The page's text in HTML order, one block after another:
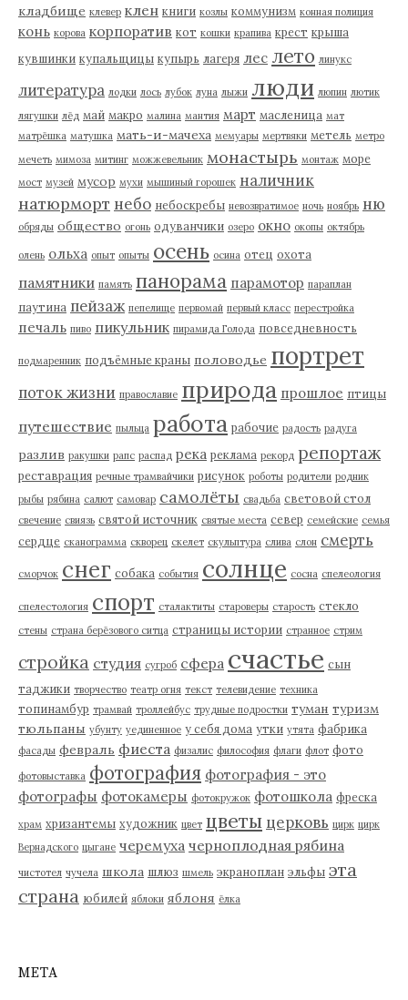
кладбище клевер клен книги козлы коммунизм конная полиция
конь корова корпоратив кот кошки крапива крест крыша
кувшинки купальщицы купырь лагеря лес лето линукс
литература лодки лось лубок луна лыжи люди люпин лютик
лягушки лёд май макро малина мантия март масленица мат
матрёшка матушка мать-и-мачеха мемуары мертвяки метель метро
мечеть мимоза митинг можжевельник монастырь монтаж море
мост музей мусор мухи мышиный горошек наличник
натюрморт небо небоскребы невозвратимое ночь ноябрь ню
обряды общество огонь одуванчики озеро окно окопы октябрь
олень ольха опыт опыты осень осина отец охота
памятники память панорама парамотор параплан
паутина пейзаж пепелище первомай первый класс перестройка
печаль пиво пикульник пирамида Голода повседневность
подмаренник подъёмные краны половодье портрет
поток жизни православие природа прошлое птицы
путешествие пыльца работа рабочие радость радуга
разлив ракушки рапс распад река реклама рекорд репортаж
реставрация речные трамвайчики рисунок роботы родители родник
рыбы рябина салют самовар самолёты свадьба световой стол
свечение свиязь святой источник святые места север семейские семья
сердце сканограмма скворец скелет скульптура слива слон смерть
сморчок снег собака события солнце сосна спелеология
спелестология спорт сталактиты староверы старость стекло
стены страна берёзового ситца страницы истории странное стрим
стройка студия сугроб сфера счастье сын
таджики творчество театр огня текст телевидение техника
топинамбур трамвай троллейбус трудные подростки туман туризм
тюльпаны убунту уединенное у себя дома утки утята фабрика
фасады февраль фиеста физалис философия флаги флот фото
фотовыставка фотография фотография - это
фотографы фотокамеры фотокружок фотошкола фреска
храм хризантемы художник цвет цветы церковь цирк цирк
Вернадского цыгане черемуха черноплодная рябина
чистотел чучела школа шлюз шмель экраноплан эльфы эта
страна юбилей яблоки яблоня ёлка
МЕТА